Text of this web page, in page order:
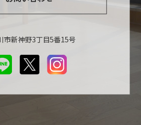
市新神野3丁目5番15号